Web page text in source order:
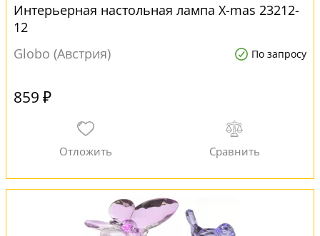
Интерьерная настольная лампа X-mas 23212-
12
Globo (Австрия)
По запросу
859 ₽